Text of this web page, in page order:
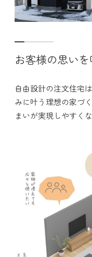
お客様の思い
自由設計の注文住宅
みに叶う理想の家づ
まいが実現しやすく